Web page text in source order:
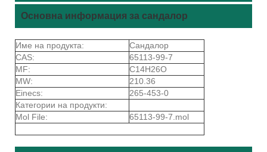
Основна информация за сандалор
Име на продукта:
Сандалор
CAS:
65113-99-7
MF:
C14H26O
MW:
210.36
Einecs:
265-453-0
Категории на продукти:
Mol File:
65113-99-7.mol